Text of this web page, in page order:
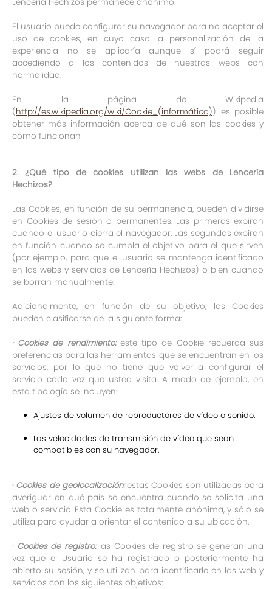
El usuario puede configurar su navegador para no aceptar el
uso de cookies, en cuyo caso la personalización de la
experiencia no se aplicaría aunque sí podrá seguir
accediendo a los contenidos de nuestras webs con
normalidad.
En la página de Wikipedia
(http://es.wikipedia.org/wiki/Cookie_(informática)) es posible
obtener más información acerca de qué son las cookies y
cómo funcionan
2. ¿Qué tipo de cookies utilizan las webs de Lencería
Hechizos?
Las Cookies, en función de su permanencia, pueden dividirse
en Cookies de sesión o permanentes. Las primeras expiran
cuando el usuario cierra el navegador. Las segundas expiran
en función cuando se cumpla el objetivo para el que sirven
(por ejemplo, para que el usuario se mantenga identificado
en las webs y servicios de Lencería Hechizos) o bien cuando
se borran manualmente.
Adicionalmente, en función de su objetivo, las Cookies
pueden clasificarse de la siguiente forma:
· Cookies de rendimiento:este tipo de Cookie recuerda sus
preferencias para las herramientas que se encuentran en los
servicios, por lo que no tiene que volver a configurar el
servicio cada vez que usted visita. A modo de ejemplo, en
esta tipología se incluyen:
Ajustes de volumen de reproductores de vídeo o sonido.
Las velocidades de transmisión de vídeo que sean
compatibles con su navegador.
· Cookies de geolocalización:estas Cookies son utilizadas para
averiguar en qué país se encuentra cuando se solicita una
web o servicio. Esta Cookie es totalmente anónima, y sólo se
utiliza para ayudar a orientar el contenido a su ubicación.
· Cookies de registro:las Cookies de registro se generan una
vez que el Usuario se ha registrado o posteriormente ha
abierto su sesión, y se utilizan para identificarle en las web y
servicios con los siguientes objetivos: